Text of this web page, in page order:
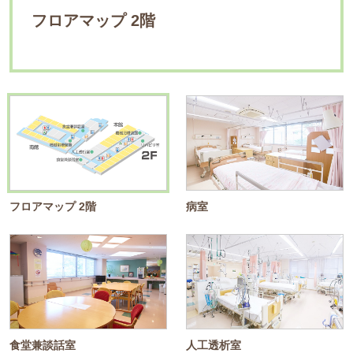
フロアマップ 2階
病室
食堂兼談話室
人工透析室
リハビリ室
機械浴室(各階)
フロアマップ 2階 病室
食堂兼談話室 人工透析室